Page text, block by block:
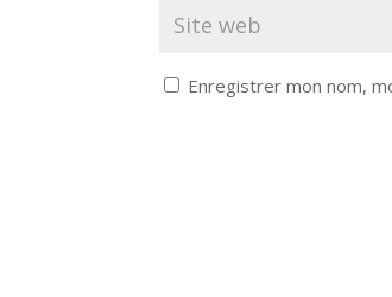
Enregistrer mon nom,